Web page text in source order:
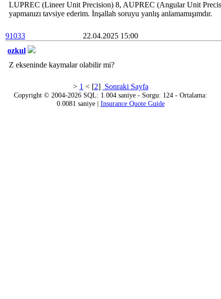
LUPREC (Lineer Unit Precision) 8, AUPREC (Angular Unit
yapmanızı tavsiye ederim. İnşallah soruyu yanlış anlamamışımdır.
91033
22.04.2025 15:00
ozkul
Z ekseninde kaymalar olabilir mi?
> 1 < [2] Sonraki Sayfa
Copyright © 2004-2026 SQL: 1.004 saniye - Sorgu: 124 - Ortalama:
0.0081 saniye | Insurance Quote Guide